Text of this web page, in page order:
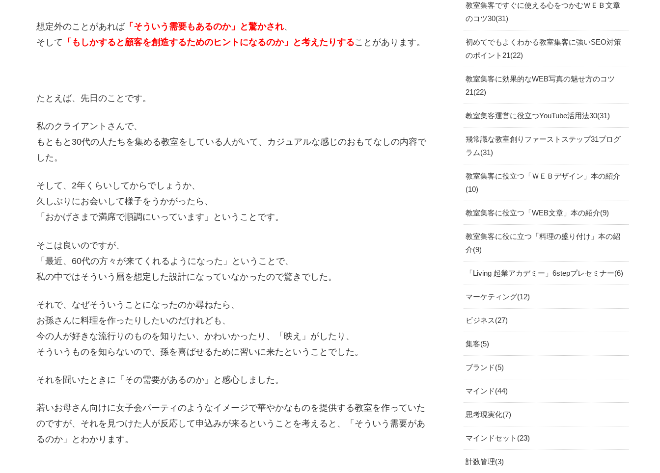
想定外のことがあれば「そういう需要もあるのか」と驚かされ、
そして 「もしかすると顧客を創造するためのヒントになるのか」と考えたりすることがあります。
たとえば、先日のことです。
私のクライアントさんで、
もともと30代の人たちを集める教室をしている人がいて、カジュアルな感じのおもてなしの内容で
した。
そして、2年くらいしてからでしょうか、
久しぶりにお会いして様子をうかがったら、
「おかげさまで満席で順調にいっています」ということです。
そこは良いのですが、
「最近、60代の方々が来てくれるようになった」ということで、
私の中ではそういう層を想定した設計になっていなかったので驚きでした。
それで、なぜそういうことになったのか尋ねたら、
お孫さんに料理を作ったりしたいのだけれども、
今の人が好きな流行りのものを知りたい、かわいかったり、「映え」がしたり、
そういうものを知らないので、孫を喜ばせるために習いに来たということでした。
それを聞いたときに「その需要があるのか」と感心しました。
若いお母さん向けに女子会パーティのようなイメージで華やかなものを提供する教室を作っていた
のですが、それを見つけた人が反応して申込みが来るということを考えると、「そういう需要があ
るのか」とわかります。
教室集客ですぐに使える心をつかむＷＥＢ文章
のコツ30 31
初めてでもよくわかる教室集客に強いSEO対策
のポイント21 22
教室集客に効果的なWEB写真の魅せ方のコツ
21 22
教室集客運営に役立つYouTube活用法30 31
飛常識な教室創りファーストステップ31プログ
ラム 31
教室集客に役立つ「ＷＥＢデザイン」本の紹介
10
教室集客に役立つ「WEB文章」本の紹介 9
教室集客に役に立つ「料理の盛り付け」本の紹
介 9
「Living 起業アカデミー」6stepプレセミナー 6
マーケティング 12
ビジネス 27
集客 5
ブランド 5
マインド 44
思考現実化 7
マインドセット 23
計数管理 3